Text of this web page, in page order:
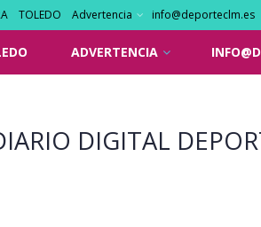
TOLEDO Advertencia info@deporteclm.es
ADVERTENCIA
DIGITAL